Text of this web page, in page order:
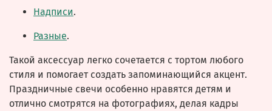
Надписи.
Разные.
Такой аксессуар легко сочетается с тортом любого
стиля и помогает создать запоминающийся акцент.
Праздничные свечи особенно нравятся детям и
отлично смотрятся на фотографиях, делая кадры